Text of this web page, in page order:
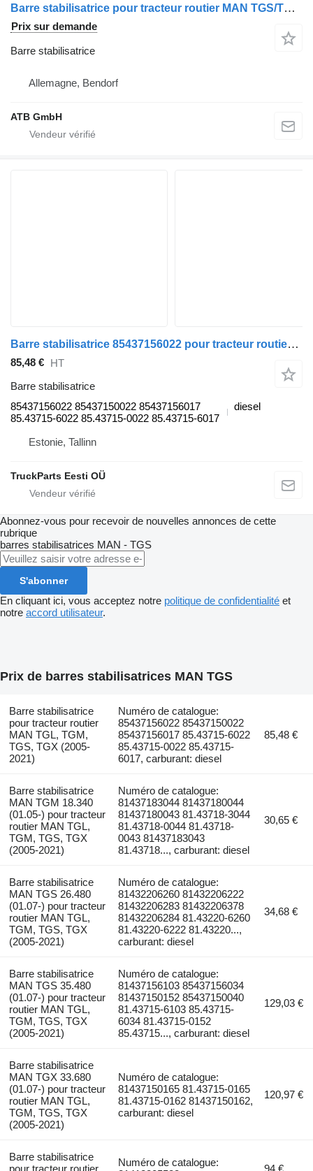
Barre stabilisatrice pour tracteur routier MAN TGS/TGX Euro6
Prix sur demande
Barre stabilisatrice
Allemagne, Bendorf
ATB GmbH
Barre stabilisatrice 85437156022 pour tracteur routier MAN TGL, TGM, TGS, TGX (2005-2021)
85,48 €
HT
Barre stabilisatrice
85437156022 85437150022 85437156017
85.43715-6022 85.43715-0022 85.43715-6017
diesel
Estonie, Tallinn
TruckParts Eesti OÜ
Abonnez-vous pour recevoir de nouvelles annonces de cette
rubrique
barres stabilisatrices MAN - TGS
S'abonner
En cliquant ici, vous acceptez notre politique de confidentialité et
notre accord utilisateur.
Prix de barres stabilisatrices MAN TGS
Barre stabilisatrice
pour tracteur routier
MAN TGL, TGM,
TGS, TGX (2005-
2021)
Numéro de catalogue:
85437156022 85437150022
85437156017 85.43715-6022
85.43715-0022 85.43715-
6017, carburant: diesel
85,48 €
Barre stabilisatrice
MAN TGM 18.340
(01.05-) pour tracteur
routier MAN TGL,
TGM, TGS, TGX
(2005-2021)
Numéro de catalogue:
81437183044 81437180044
81437180043 81.43718-3044
81.43718-0044 81.43718-
0043 81437183043
81.43718..., carburant: diesel
30,65 €
Barre stabilisatrice
MAN TGS 26.480
(01.07-) pour tracteur
routier MAN TGL,
TGM, TGS, TGX
(2005-2021)
Numéro de catalogue:
81432206260 81432206222
81432206283 81432206378
81432206284 81.43220-6260
81.43220-6222 81.43220...,
carburant: diesel
34,68 €
Barre stabilisatrice
MAN TGS 35.480
(01.07-) pour tracteur
routier MAN TGL,
TGM, TGS, TGX
(2005-2021)
Numéro de catalogue:
81437156103 85437156034
81437150152 85437150040
81.43715-6103 85.43715-
6034 81.43715-0152
85.43715..., carburant: diesel
129,03 €
Barre stabilisatrice
MAN TGX 33.680
(01.07-) pour tracteur
routier MAN TGL,
TGM, TGS, TGX
(2005-2021)
Numéro de catalogue:
81437150165 81.43715-0165
81.43715-0162 81437150162,
carburant: diesel
120,97 €
Barre stabilisatrice
Numéro de catalogue: